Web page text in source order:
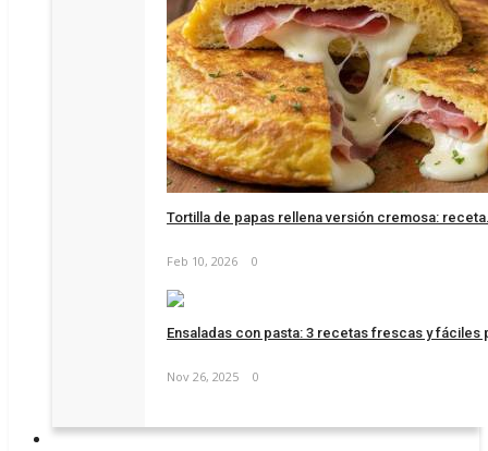
Tortilla de papas rellena versión cremosa:
Feb 10, 2026 0
Ensaladas con pasta: 3 recetas frescas y fáciles
Nov 26, 2025 0